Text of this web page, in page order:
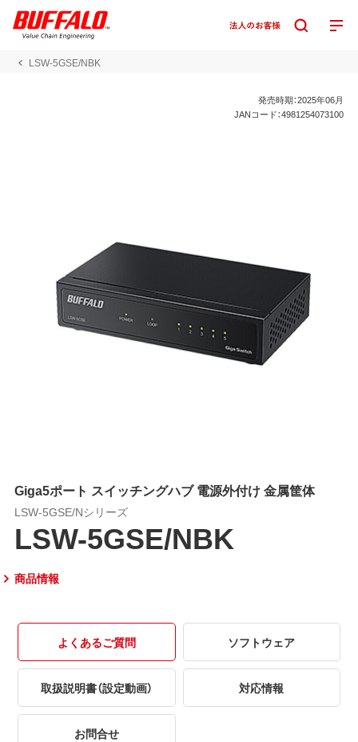
LSW-5GSE/NBK
発売時期：2025年06月
JANコード：4981254073100
Giga5ポート スイッチングハブ 電源外付け 金属筐体
LSW-5GSE/Nシリーズ
LSW-5GSE/NBK
商品情報
よくあるご質問 ソフトウェア
取扱説明書（設定動画） 対応情報
お問合せ